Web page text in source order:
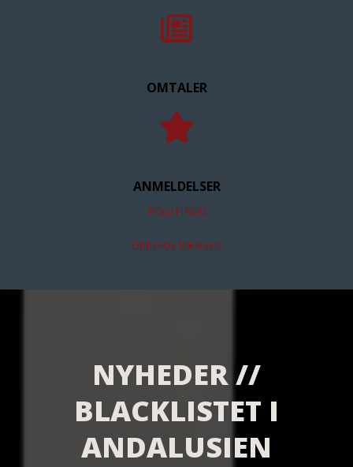
OMTALER
ANMELDELSER
POLITIKEN
Gribskov lokalavis
NYHEDER //
BLACKLISTET I
ANDALUSIEN